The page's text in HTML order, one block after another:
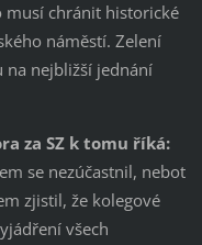
musí chránit historické
náměstí. Zelení
na nejbližší jednání
za SZ k tomu říká:
se nezúčastnil, neboť
zjistil, že kolegové
všech